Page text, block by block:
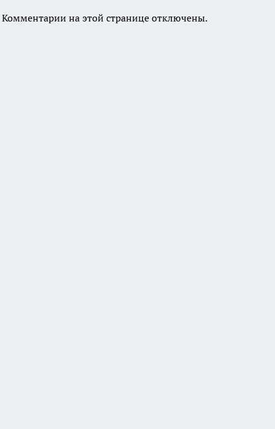
Комментарии на этой странице отключены.